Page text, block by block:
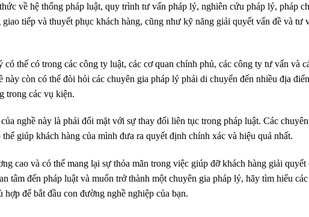
về hệ thống pháp luật, quy trình tư vấn pháp lý, nghiên cứu pháp lý, pháp
tiếp và thuyết phục khách hàng, cũng như kỹ năng giải quyết vấn đề và tư
thể có trong các công ty luật, các cơ quan chính phủ, các công ty tư vấn và
còn có thể đòi hỏi các chuyên gia pháp lý phải di chuyển đến nhiều địa
trong các vụ kiện.
nghề này là phải đối mặt với sự thay đổi liên tục trong pháp luật. Các
giúp khách hàng của mình đưa ra quyết định chính xác và hiệu quả nhất.
cao và có thể mang lại sự thỏa mãn trong việc giúp đỡ khách hàng giải quyết
tâm đến pháp luật và muốn trở thành một chuyên gia pháp lý, hãy tìm hiểu các
để bắt đầu con đường nghề nghiệp của bạn.